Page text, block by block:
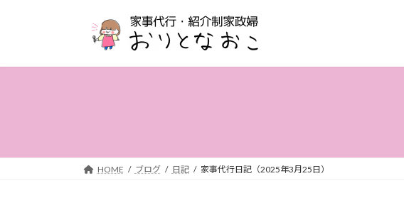
プ
動
HOME ブログ 日記 家事代行日記（2025年3月25日）